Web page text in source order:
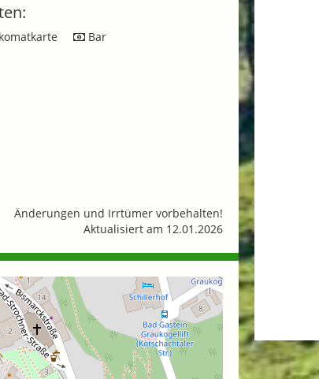
Bar
Änderungen und Irrtümer vorbehalten!
Aktualisiert am 12.01.2026